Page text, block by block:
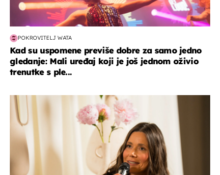
POKROVITELJ WATA
Kad su uspomene previše dobre za samo jedno
gledanje: Mali uređaj koji je još jednom oživio
trenutke s ple...
moda & ljepota